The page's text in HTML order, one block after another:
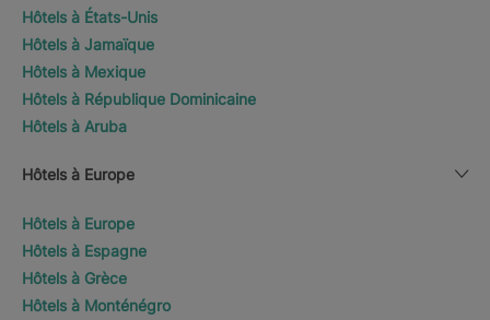
Hôtels à États-Unis
Hôtels à Jamaïque
Hôtels à Mexique
Hôtels à République Dominicaine
Hôtels à Aruba
Hôtels à Europe
Hôtels à Europe
Hôtels à Espagne
Hôtels à Grèce
Hôtels à Monténégro